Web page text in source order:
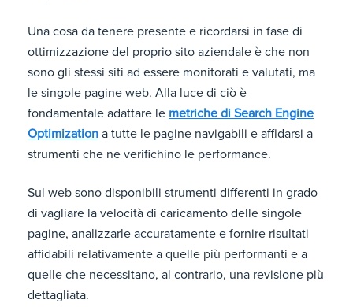
Una cosa da tenere presente e ricordarsi in fase di
ottimizzazione del proprio sito aziendale è che non
sono gli stessi siti ad essere monitorati e valutati, ma
le singole pagine web. Alla luce di ciò è
fondamentale adattare le metriche di Search Engine
Optimization a tutte le pagine navigabili e affidarsi a
strumenti che ne verifichino le performance.
Sul web sono disponibili strumenti differenti in grado
di vagliare la velocità di caricamento delle singole
pagine, analizzarle accuratamente e fornire risultati
affidabili relativamente a quelle più performanti e a
quelle che necessitano, al contrario, una revisione più
dettagliata.